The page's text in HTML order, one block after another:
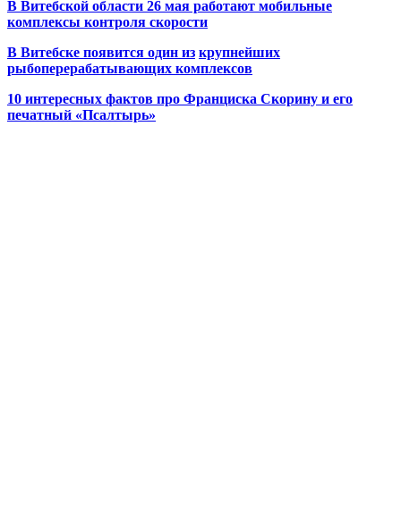
В Витебской области 26 мая работают мобильные
комплексы контроля скорости
В Витебске появится один из крупнейших
рыбоперерабатывающих комплексов
10 интересных фактов про Франциска Скорину и его
печатный «Псалтырь»